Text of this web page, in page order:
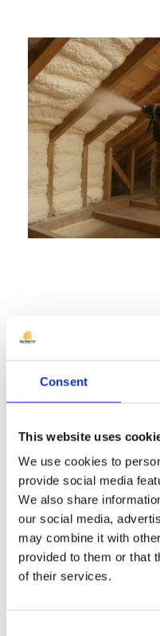
Consent
This website uses
We use cookies to
provide social media
We also share
our social media,
may combine it with
provided to them or that
of their services.
Etanșeitate
eliminarea
capacitatea sa de
continuu, fără
Spre deosebire
tradiționale care
montare
acoperă uniform